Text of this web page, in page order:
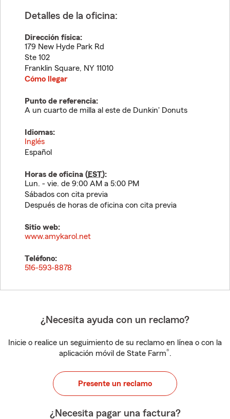
Detalles de la oficina:
Dirección física:
179 New Hyde Park Rd
Ste 102
Franklin Square, NY 11010
Cómo llegar
Punto de referencia:
A un cuarto de milla al este de Dunkin' Donuts
Idiomas:
Inglés
Español
Horas de oficina (EST):
Lun. - vie. de 9:00 AM a 5:00 PM
Sábados con cita previa
Después de horas de oficina con cita previa
Sitio web:
www.amykarol.net
Teléfono:
516-593-8878
¿Necesita ayuda con un reclamo?
Inicie o realice un seguimiento de su reclamo en línea o con la
aplicación móvil de State Farm®.
Presente un reclamo
¿Necesita pagar una factura?